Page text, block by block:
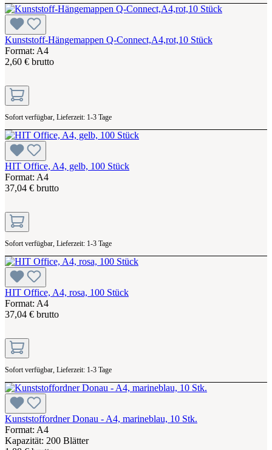
Kunststoff-Hängemappen Q-Connect,A4,rot,10 Stück
Format: A4
2,60 € brutto
Sofort verfügbar, Lieferzeit: 1-3 Tage
HIT Office, A4, gelb, 100 Stück
Format: A4
37,04 € brutto
Sofort verfügbar, Lieferzeit: 1-3 Tage
HIT Office, A4, rosa, 100 Stück
Format: A4
37,04 € brutto
Sofort verfügbar, Lieferzeit: 1-3 Tage
Kunststoffordner Donau - A4, marineblau, 10 Stk.
Format: A4
Kapazität: 200 Blätter